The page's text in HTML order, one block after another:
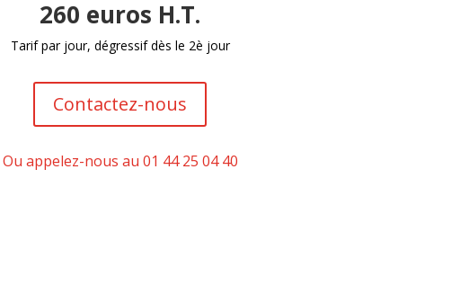
260 euros H.T.
Tarif par jour, dégressif dès le 2è jour
Contactez-nous
Ou appelez-nous au 01 44 25 04 40